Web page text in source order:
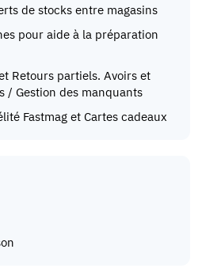
de stocks entre magasins
pour aide à la préparation
Retours partiels. Avoirs et
/ Gestion des manquants
Fastmag et Cartes cadeaux